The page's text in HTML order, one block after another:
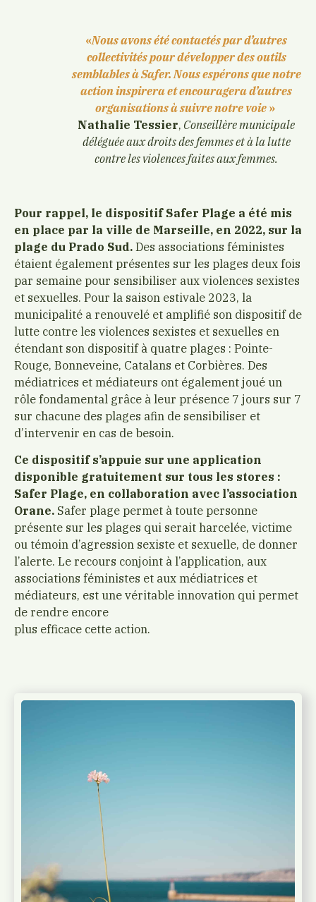
«Nous avons été contactés par d’autres
collectivités pour développer des outils
semblables à Safer. Nous espérons que notre
action inspirera et encouragera d’autres
organisations à suivre notre voie»
Nathalie Tessier, Conseillère municipale
déléguée aux droits des femmes et à la lutte
contre les violences faites aux femmes.
Pour rappel, le dispositif Safer Plage a été mis
en place par la ville de Marseille, en 2022, sur la
plage du Prado Sud.Des associations féministes
étaient également présentes sur les plages deux fois
par semaine pour sensibiliser aux violences sexistes
et sexuelles. Pour la saison estivale 2023, la
municipalité a renouvelé et amplifié son dispositif de
lutte contre les violences sexistes et sexuelles en
étendant son dispositif à quatre plages : Pointe-
Rouge, Bonneveine, Catalans et Corbières. Des
médiatrices et médiateurs ont également joué un
rôle fondamental grâce à leur présence 7 jours sur 7
sur chacune des plages afin de sensibiliser et
d’intervenir en cas de besoin.
Ce dispositif s’appuie sur une application
disponible gratuitement sur tous les stores :
Safer Plage, en collaboration avec l’association
Orane. Safer plage permet à toute personne
présente sur les plages qui serait harcelée, victime
ou témoin d’agression sexiste et sexuelle, de donner
l’alerte. Le recours conjoint à l’application, aux
associations féministes et aux médiatrices et
médiateurs, est une véritable innovation qui permet
de rendre encore
plus efficace cette action.